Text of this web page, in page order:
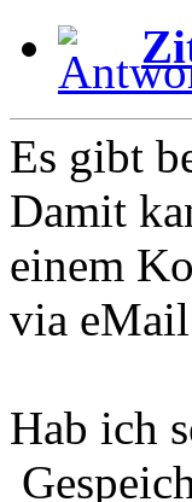
Es gibt
Damit
einem
via
Hab ich